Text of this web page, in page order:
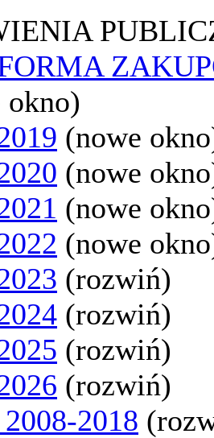
okno)
(nowe
(nowe
(nowe
(nowe
(rozwiń)
(rozwiń)
(rozwiń)
(rozwiń)
2018